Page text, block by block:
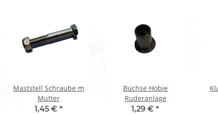
Maststell Schraube m
Mutter
1,45 € *
Buchse Hobie
Ruderanlage
1,29 € *